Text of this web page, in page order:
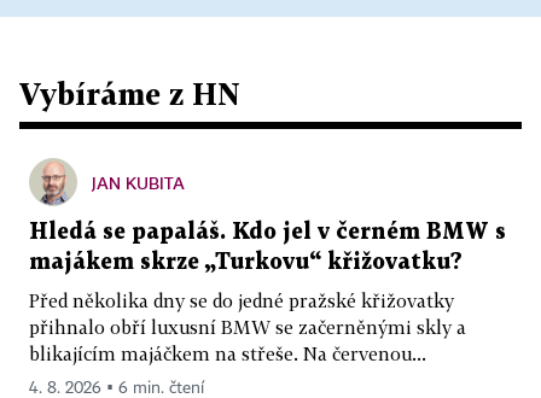
Vybíráme z HN
JAN KUBITA
Hledá se papaláš. Kdo jel v černém BMW s
majákem skrze „Turkovu“ křižovatku?
Před několika dny se do jedné pražské křižovatky
přihnalo obří luxusní BMW se začerněnými skly a
blikajícím majáčkem na střeše. Na červenou...
4. 8. 2026 ▪ 6 min. čtení